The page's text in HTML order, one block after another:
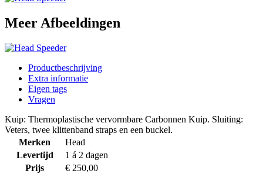
Meer Afbeeldingen
Productbeschrijving
Extra informatie
Eigen tags
Vragen
Kuip: Thermoplastische vervormbare Carbonnen Kuip. Sluiting:
Veters, twee klittenband straps en een buckel.
Merken
Head
Levertijd
1 á 2 dagen
Prijs
€ 250,00